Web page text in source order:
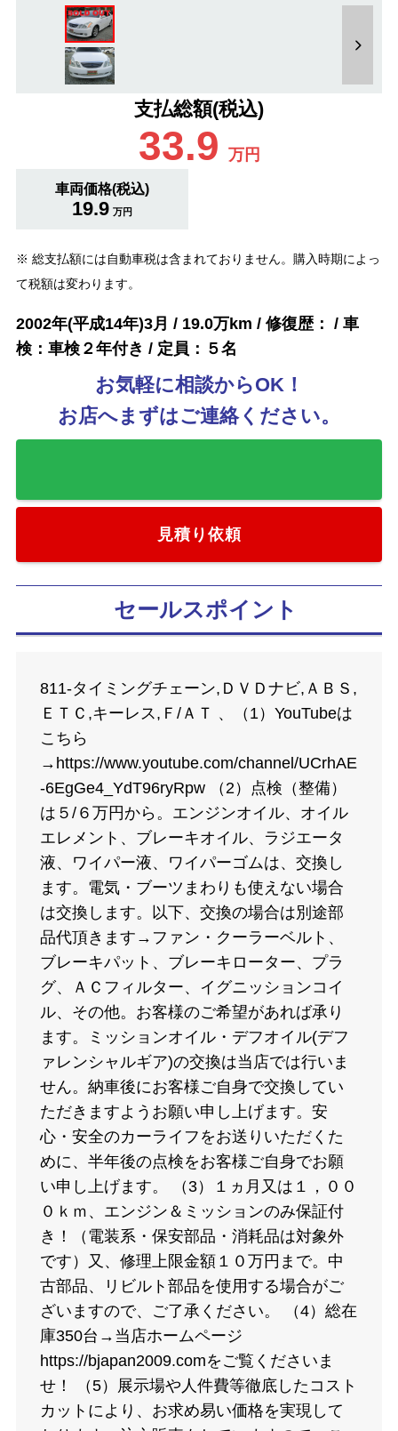
支払総額(税込)
33.9 万円
車両価格(税込)
19.9 万円
※ 総支払額には自動車税は含まれておりません。購入時期によっ
て税額は変わります。
2002年(平成14年)3月 / 19.0万km / 修復歴： / 車
検：車検２年付き / 定員：５名
お気軽に相談からOK！
お店へまずはご連絡ください。
見積り依頼
セールスポイント
811-タイミングチェーン,ＤＶＤナビ,ＡＢＳ,
ＥＴＣ,キーレス,Ｆ/ＡＴ 、（1）YouTubeは
こちら
→https://www.youtube.com/channel/UCrhAE
-6EgGe4_YdT96ryRpw （2）点検（整備）
は５/６万円から。エンジンオイル、オイル
エレメント、ブレーキオイル、ラジエータ
液、ワイパー液、ワイパーゴムは、交換し
ます。電気・ブーツまわりも使えない場合
は交換します。以下、交換の場合は別途部
品代頂きます→ファン・クーラーベルト、
ブレーキパット、ブレーキローター、プラ
グ、ＡＣフィルター、イグニッションコイ
ル、その他。お客様のご希望があれば承り
ます。ミッションオイル・デフオイル(デフ
ァレンシャルギア)の交換は当店では行いま
せん。納車後にお客様ご自身で交換してい
ただきますようお願い申し上げます。安
心・安全のカーライフをお送りいただくた
めに、半年後の点検をお客様ご自身でお願
い申し上げます。 （3）１ヵ月又は１，００
０ｋｍ、エンジン＆ミッションのみ保証付
き！（電装系・保安部品・消耗品は対象外
です）又、修理上限金額１０万円まで。中
古部品、リビルト部品を使用する場合がご
ざいますので、ご了承ください。 （4）総在
庫350台→当店ホームページ
https://bjapan2009.comをご覧くださいま
せ！ （5）展示場や人件費等徹底したコスト
カットにより、お求め易い価格を実現して